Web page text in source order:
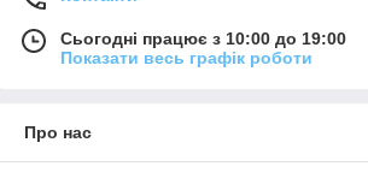
Сьогодні працює з 10:00 до 19:00
Показати весь графік роботи
Про нас